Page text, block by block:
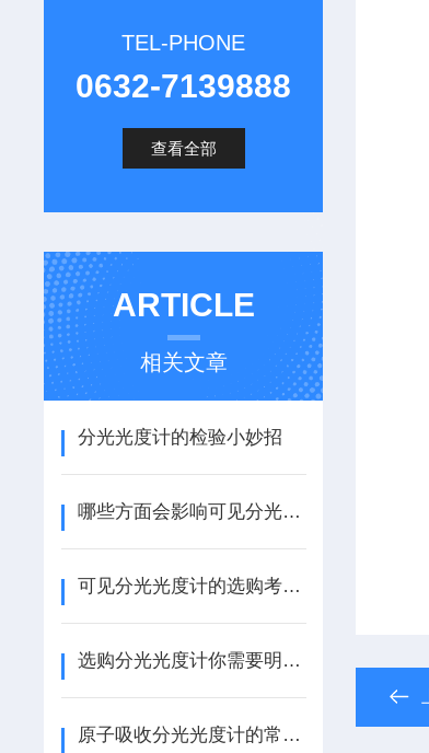
TEL-PHONE
0632-7139888
查看全部
ARTICLE
相关文章
分光光度计的检验小妙招
哪些方面会影响可见分光光度计的结果
可见分光光度计的选购考虑哪些方面
选购分光光度计你需要明白哪些因素
原子吸收分光光度计的常见维护工作